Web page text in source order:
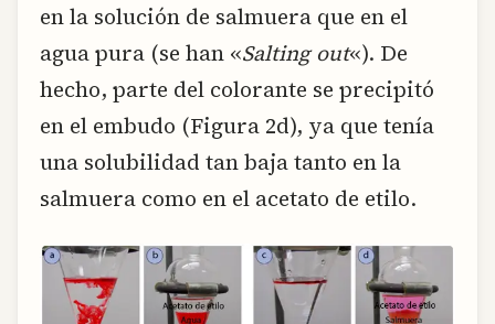
en la solución de salmuera que en el
agua pura (se han «Salting out«). De
hecho, parte del colorante se precipitó
en el embudo (Figura 2d), ya que tenía
una solubilidad tan baja tanto en la
salmuera como en el acetato de etilo.